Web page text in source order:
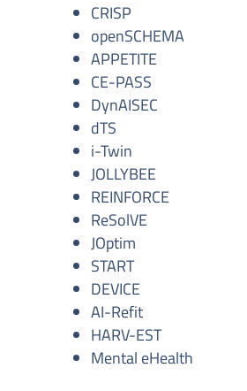
CRISP
openSCHEMA
APPETITE
CE-PASS
DynAISEC
dTS
i-Twin
JOLLYBEE
REINFORCE
ReSolVE
JOptim
START
DEVICE
AI-Refit
HARV-EST
Mental eHealth